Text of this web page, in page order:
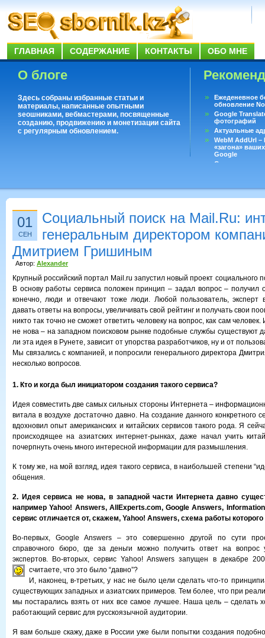
ГЛАВНАЯ СОДЕРЖАНИЕ КОНТАКТЫ ОБО МНЕ
О блоге
Здесь собраны избранные статьи и
материалы, написанные опытными
seoшниками, вебмастерами, посвященные
созданию, продвижению и монетизации сайта
с регулярным обновлением.
Ежеденевное
обновление
Google
фотографий
Актуальные
WebM AddUrl
«загона»
Google
Существует
01
СЕН
Социальный поиск на Mail.Ru:
генеральным директором
Дмитрием Гришиным
Автор: Alexander
Крупный российский портал Mail.ru запустил новый проект социального
В основу работы сервиса положен принцип – задал вопрос – получил
конечно, люди и отвечают тоже люди. Любой пользователь, эксперт
давать ответы на вопросы, увеличивать свой рейтинг и получать свои
никто так точно не сможет ответить человеку на вопрос, как сам
не нова – на западном поисковом рынке подобные службы существуют
ли эта идея в Рунете, зависит от упорства разработчиков, ну и от
Мы связались с компанией, и попросили генерального директора
несколько вопросов.
1. Кто и когда был инициатором создания такого сервиса?
Идея совместить две самых сильных стороны Интернета –
витала в воздухе достаточно давно. На создание данного конкретного
вдохновил опыт американских и китайских сервисов такого рода. Я
происходящее на азиатских интернет-рынках, даже начал учить
почерпнуть очень много интересной информации для размышления.
К тому же, на мой взгляд, идея такого сервиса, в наибольшей степени
общения.
2. Идея сервиса не нова, в западной части Интернета давно
например Yahoo! Answers, AllExperts.com, Google Answers,
сервис отличается от, скажем, Yahoo! Answers, схема работы
Во-первых, Google Answers – это совершенно другой по сути
справочного бюро, где за деньги можно получить ответ на вопрос
экспертов. Во-вторых, сервис Yahoo! Answers запущен в декабре
считаете, что это было “давно”?
И, наконец, в-третьих, у нас не было цели сделать что-то
существующих западных и азиатских примеров. Тем более, что при
мы постарались взять от них все самое лучшее. Наша цель – сделать
работающий сервис для русскоязычной аудитории.
Я вам больше скажу, даже в России уже были попытки создания